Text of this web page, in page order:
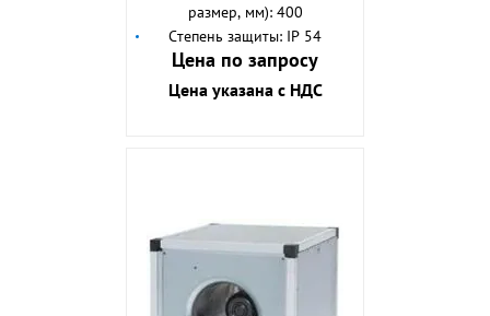
размер, мм): 400
Степень защиты: IP 54
Цена по запросу
Цена указана с НДС